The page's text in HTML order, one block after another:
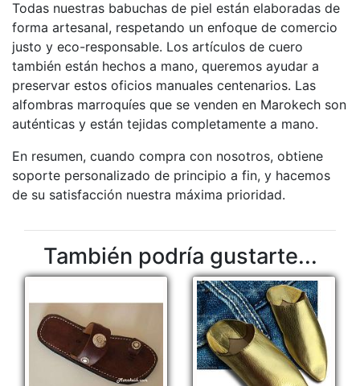
Todas nuestras babuchas de piel están elaboradas de
forma artesanal, respetando un enfoque de comercio
justo y eco-responsable. Los artículos de cuero
también están hechos a mano, queremos ayudar a
preservar estos oficios manuales centenarios. Las
alfombras marroquíes que se venden en Marokech son
auténticas y están tejidas completamente a mano.
En resumen, cuando compra con nosotros, obtiene
soporte personalizado de principio a fin, y hacemos
de su satisfacción nuestra máxima prioridad.
También podría gustarte...